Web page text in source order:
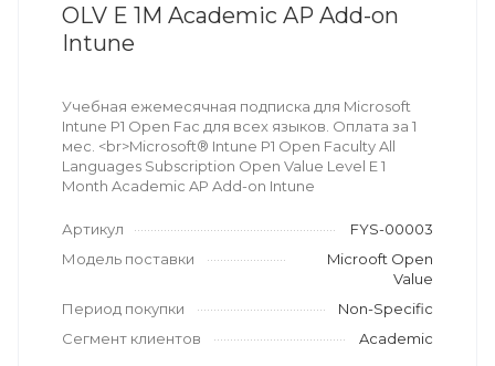
OLV E 1M Academic AP Add-on
Intune
Учебная ежемесячная подписка для Microsoft
Intune P1 Open Fac для всех языков. Оплата за 1
мес. <br>Microsoft® Intune P1 Open Faculty All
Languages Subscription Open Value Level E 1
Month Academic AP Add-on Intune
Артикул
FYS-00003
Модель поставки
Microoft Open
Value
Период покупки
Non-Specific
Сегмент клиентов
Academic